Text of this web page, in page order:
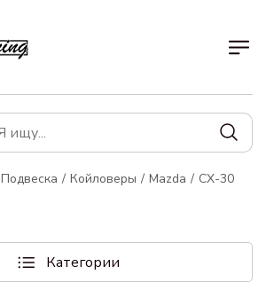
Подвеска Койловеры Mazda CX-30
Категории